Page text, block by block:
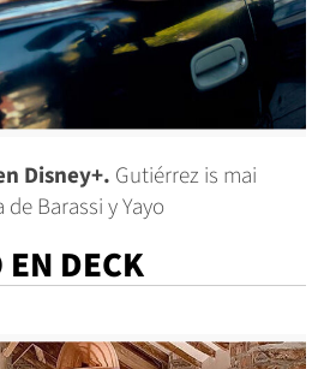
Disney+. Gutiérrez is mai
Barassi y Yayo
EN DECK